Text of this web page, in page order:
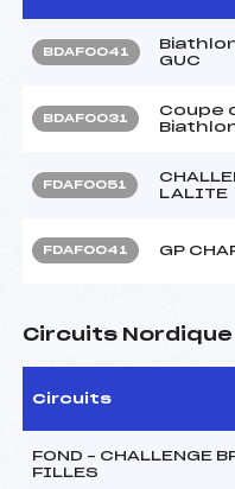
BDAF0041
GUC
BDAF0031
Coupe
FDAF0051
LALITE
FDAF0041 GP
Circuits Nordique
Circuits
FOND – CHALLENGE
FILLES